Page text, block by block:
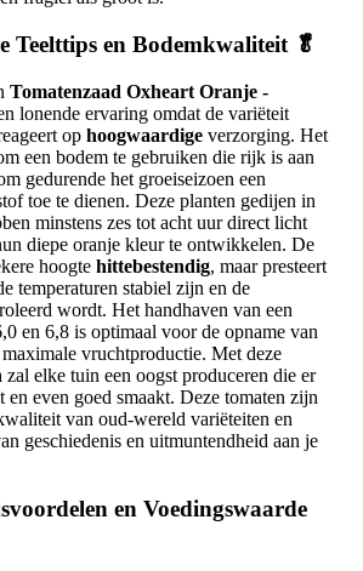
Teelttips en Bodemkwaliteit 🥬
Tomatenzaad Oxheart Oranje -
lonende ervaring omdat de variëteit
op hoogwaardige verzorging. Het
een bodem te gebruiken die rijk is aan
gedurende het groeiseizoen een
toe te dienen. Deze planten gedijen in
minstens zes tot acht uur direct licht
diepe oranje kleur te ontwikkelen. De
hoogte hittebestendig, maar presteert
temperaturen stabiel zijn en de
wordt. Het handhaven van een
en 6,8 is optimaal voor de opname van
vruchtproductie. Met deze
zal elke tuin een oogst produceren die er
en even goed smaakt. Deze tomaten zijn
van oud-wereld variëteiten en
geschiedenis en uitmuntendheid aan je
en Voedingswaarde